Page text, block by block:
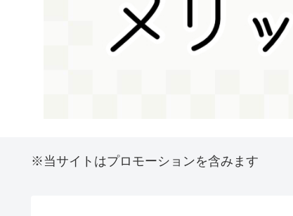
※当サイトはプロモーションを含みます